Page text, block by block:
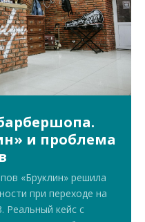
и проблема
«Бруклин» решила
при переходе на
Реальный кейс с